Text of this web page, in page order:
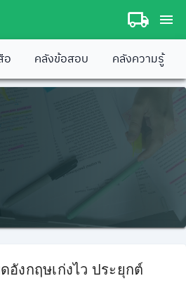
อ คลังข้อสอบ คลังความรู้
อังกฤษเก่งไว ประยุกต์